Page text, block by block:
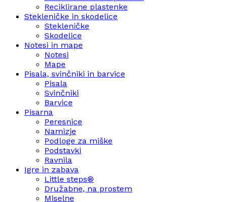
Reciklirane plastenke
Stekleničke in skodelice
Stekleničke
Skodelice
Notesi in mape
Notesi
Mape
Pisala, svinčniki in barvice
Pisala
Svinčniki
Barvice
Pisarna
Peresnice
Namizje
Podloge za miške
Podstavki
Ravnila
Igre in zabava
Little steps®
Družabne, na prostem
Miselne